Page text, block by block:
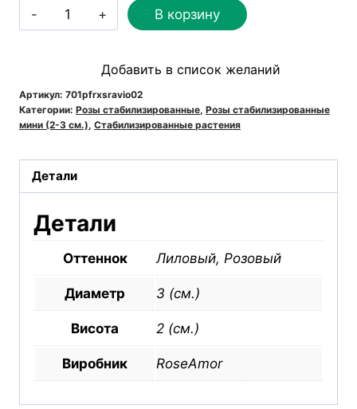
Количество
товара
стабилизированная
RoseAmor
XS
02
лиловая
В корзину
Добавить в список желаний
Артикул: 701pfrxsravio02
Категории: Розы стабилизированные, Розы стабилизированные
мини (2-3 см.), Стабилизированные растения
Детали
Детали
Оттеннок Лиловый, Розовый
Диаметр 3 (см.)
Висота 2 (см.)
Виробник RoseAmor